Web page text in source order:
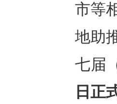
市等
地助
七届
日正